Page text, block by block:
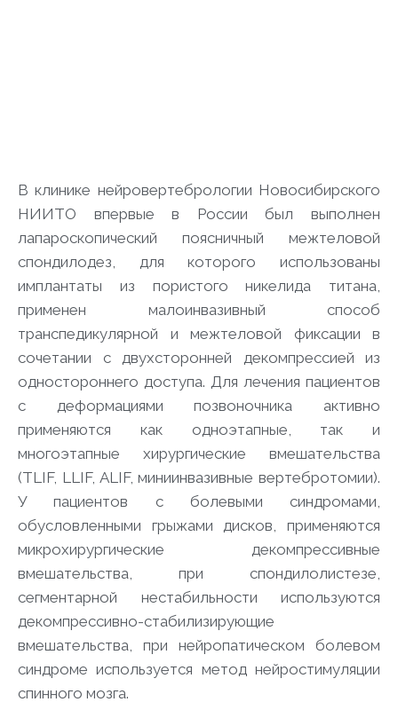
В клинике нейровертебрологии Новосибирского
НИИТО впервые в России был выполнен
лапароскопический поясничный межтеловой
спондилодез, для которого использованы
имплантаты из пористого никелида титана,
применен малоинвазивный способ
транспедикулярной и межтеловой фиксации в
сочетании с двухсторонней декомпрессией из
одностороннего доступа. Для лечения пациентов
с деформациями позвоночника активно
применяются как одноэтапные, так и
многоэтапные хирургические вмешательства
(TLIF, LLIF, ALIF, миниинвазивные вертебротомии).
У пациентов с болевыми синдромами,
обусловленными грыжами дисков, применяются
микрохирургические декомпрессивные
вмешательства, при спондилолистезе,
сегментарной нестабильности используются
декомпрессивно-стабилизирующие
вмешательства, при нейропатическом болевом
синдроме используется метод нейростимуляции
спинного мозга.